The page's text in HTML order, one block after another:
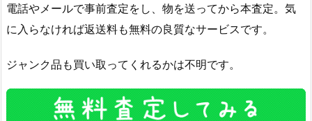
電話やメールで事前査定をし、物を送ってから本査定。気
に入らなければ返送料も無料の良質なサービスです。
ジャンク品も買い取ってくれるかは不明です。